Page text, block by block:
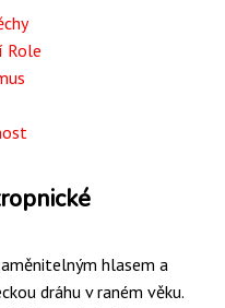
Role
hlasem a
dráhu v raném věku.